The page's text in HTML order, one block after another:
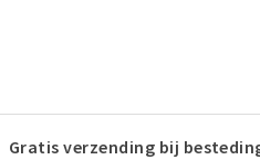
Gratis verzending bij